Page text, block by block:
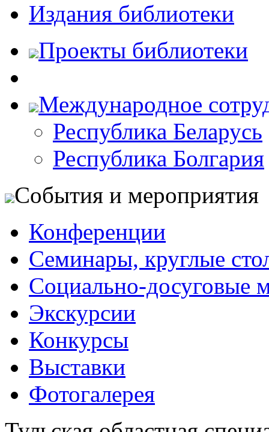
Издания библиотеки
Проекты библиотеки
Международное
Республика Беларусь
Республика Болгария
События и мероприятия
Конференции
Семинары, круглые
Социально-досуговые
Экскурсии
Конкурсы
Выставки
Фотогалерея